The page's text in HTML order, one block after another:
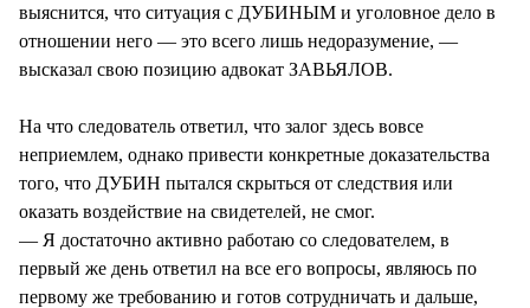
выяснится, что ситуация с ДУБИНЫМ и уголовное дело в
отношении него — это всего лишь недоразумение, —
высказал свою позицию адвокат ЗАВЬЯЛОВ.
На что следователь ответил, что залог здесь вовсе
неприемлем, однако привести конкретные доказательства
того, что ДУБИН пытался скрыться от следствия или
оказать воздействие на свидетелей, не смог.
— Я достаточно активно работаю со следователем, в
первый же день ответил на все его вопросы, являюсь по
первому же требованию и готов сотрудничать и дальше,